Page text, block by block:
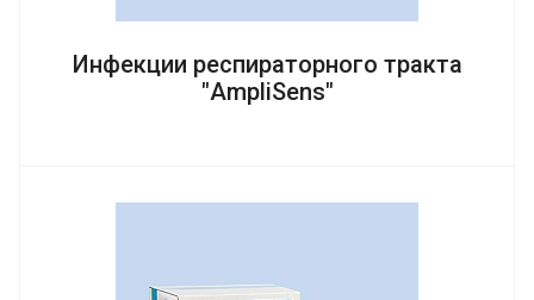
Инфекции респираторного тракта
"AmpliSens"